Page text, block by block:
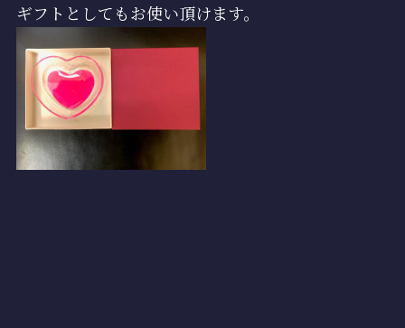
ギフトとしてもお使い頂けます。